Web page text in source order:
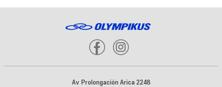
Av Prolongación Arica 2248